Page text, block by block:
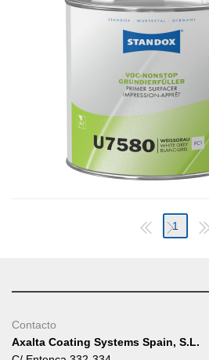
1
Contacto
Axalta Coating Systems Spain, S.L.